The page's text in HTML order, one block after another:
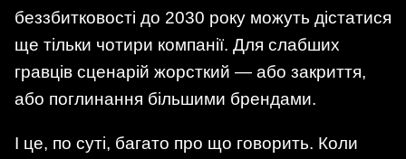
беззбитковості до 2030 року можуть дістатися
ще тільки чотири компанії. Для слабших
гравців сценарій жорсткий — або закриття,
або поглинання більшими брендами.
І це, по суті, багато про що говорить. Коли